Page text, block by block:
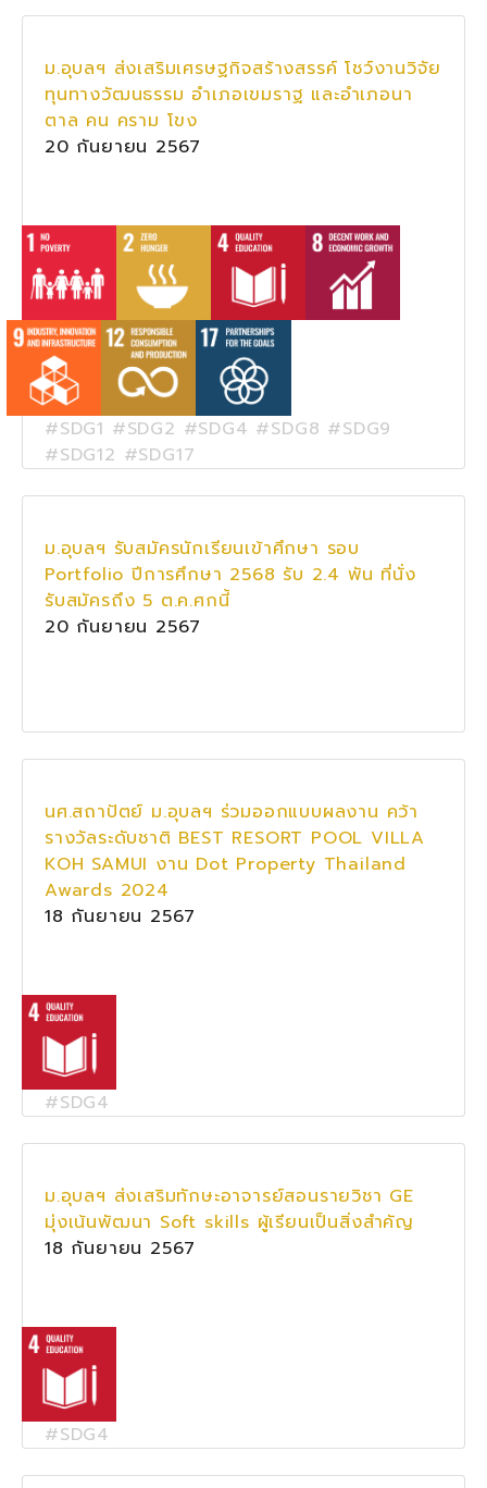
ม.อุบลฯ ส่งเสริมเศรษฐกิจสร้างสรรค์ โชว์งานวิจัย
ทุนทางวัฒนธรรม อำเภอเขมราฐ และอำเภอนา
ตาล คน คราม โขง
20 กันยายน 2567
#SDG1 #SDG2 #SDG4 #SDG8 #SDG9
#SDG12 #SDG17
ม.อุบลฯ รับสมัครนักเรียนเข้าศึกษา รอบ
Portfolio ปีการศึกษา 2568 รับ 2.4 พัน ที่นั่ง
รับสมัครถึง 5 ต.ค.ศกนี้
20 กันยายน 2567
นศ.สถาปัตย์ ม.อุบลฯ ร่วมออกแบบผลงาน คว้า
รางวัลระดับชาติ BEST RESORT POOL VILLA
KOH SAMUI งาน Dot Property Thailand
Awards 2024
18 กันยายน 2567
#SDG4
ม.อุบลฯ ส่งเสริมทักษะอาจารย์สอนรายวิชา GE
มุ่งเน้นพัฒนา Soft skills ผู้เรียนเป็นสิ่งสำคัญ
18 กันยายน 2567
#SDG4